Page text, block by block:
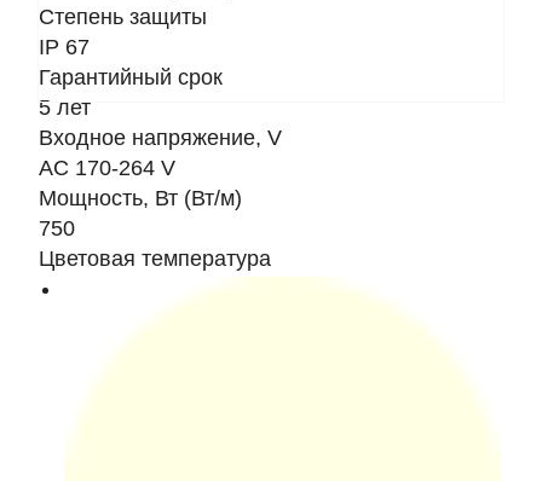
Степень защиты
IP 67
Гарантийный срок
5 лет
Входное напряжение, V
AC 170-264 V
Мощность, Вт (Вт/м)
750
Цветовая температура